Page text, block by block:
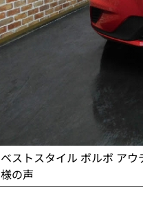
ベストスタイル ボルボ ア
様の声